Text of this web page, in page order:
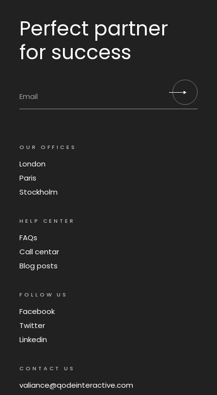
Perfect partner
for success
OUR OFFICES
London
Paris
Stockholm
HELP CENTER
FAQs
Call centar
Blog posts
FOLLOW US
Facebook
Twitter
Linkedin
CONTACT US
valiance@qodeinteractive.com